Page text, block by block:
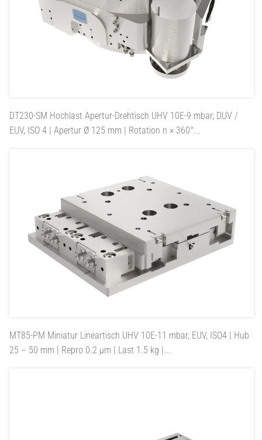
DT230-SM Hochlast Apertur-Drehtisch UHV 10E-9 mbar, DUV /
EUV, ISO 4 | Apertur Ø 125 mm | Rotation n × 360°...
MT85-PM Miniatur Lineartisch UHV 10E-11 mbar, EUV, ISO4 | Hub
25 – 50 mm | Repro 0.2 µm | Last 1.5 kg |...